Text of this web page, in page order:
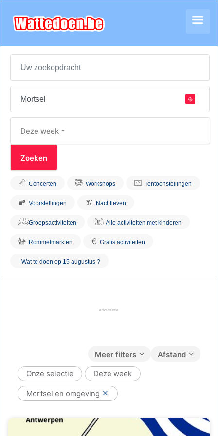
Deze week
Concerten Workshops Tentoonstellingen
Voorstellingen Nachtleven
Groepsactiviteiten Alle activiteiten met kinderen
Rommelmarkten € Gratis activiteiten
Wat te doen op 15 augustus ?
Afstand
Meer filters
Onze selectie Deze week
Mortsel en omgeving